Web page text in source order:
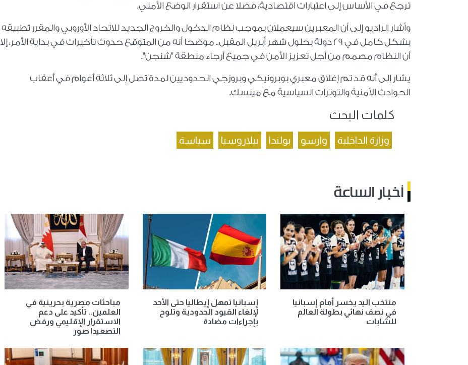
ترجع في الأساس إلى اعتبارات اقتصادية، فضلا عن استقرار الوضع الأمني.
وأشار الراديو إلى أن المعبرين سيعملان بموجب نظام الدخول والخروج الجديد للاتحاد الأوروبي والمقرر تطبيقه
بشكل كامل في 29 دولة بحلول شهر أبريل المقبل.. موضحا أنه من المتوقع حدوث تأخيرات في بداية الأمر، إلا
أن النظام مصمم من أجل تعزيز الأمن في جميع أرجاء منطقة "شنجن".
يشار إلى أنه قد تم إغلاق معبري بوبرونيكي وبروزجي الحدوديين لمدة تصل إلى ثلاثة أعوام في أعقاب
الحوادث الأمنية والتوترات السياسية مع مينسك.
كلمات البحث
وزارة الداخلية وارسو بولندا بيلاروسيا سياسة
أخبار الساعة
منتخب اليد يخسر أمام إسبانيا
في نصف نهائي بطولة العالم
للشابات
إسبانيا تمهل إيطاليا حتى الأحد
لإلغاء القيود الحدودية وتلوح
بإجراءات مضادة
مباحثات مصرية بحرينية في
العلمين.. تأكيد على دعم
الاستقرار الإقليمي ورفض
التصعيد| صور